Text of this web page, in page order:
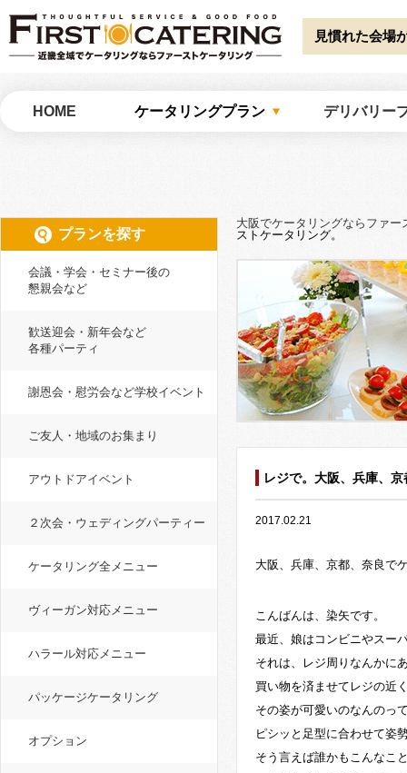
Warning : Undefined array key "HTTP_ACCEPT_LANGUAGE" in/home/
catering/common/meta.php on line51 見慣れた会場
HOME ケータリングプラン デリバリー
大阪でケータリングならファー
ストケータリング。
レジで。大阪、兵庫、
2017.02.21
大阪、兵庫、京都、 奈良で
こんばんは、染矢です。
最近、 娘はコンビニやスー
それは、
レジ周りなんかに
買い物を済ませてレジの近
その姿が可愛いのなんのっ
ピシッと足型に合わせて姿
そう言えば誰かもこんなこ
プランを探す
会議・学会・セミナー後の
懇親会など
歓送迎会・新年会など
各種パーティ
謝恩会・慰労会など学校イベント
ご友人・地域のお集まり
アウトドアイベント
２次会・ウェディングパーティー
ケータリング全メニュー
ヴィーガン対応メニュー
ハラール対応メニュー
パッケージケータリング
オプション